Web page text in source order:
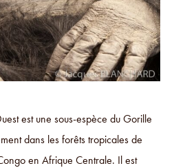
est une sous-espèce du Gorille
dans les forêts tropicales de
en Afrique Centrale. Il est